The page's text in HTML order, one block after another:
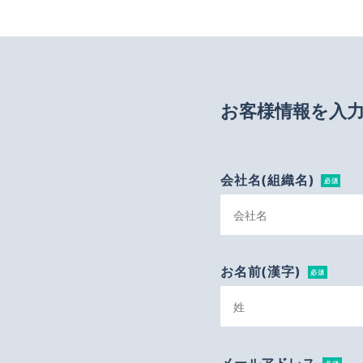
お客様情報を入
会社名(組織名) 必須
お名前(漢字) 必須